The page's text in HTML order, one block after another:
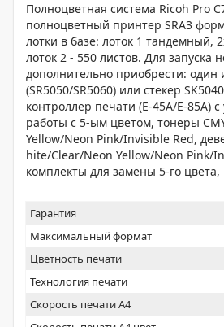
Полноцветная система Ricoh Pro
полноцветный принтер SRA3
лотки в базе: лоток 1 тандемный,
лоток 2 - 550 листов. Для запуска
дополнительно приобрести:
(SR5050/SR5060) или стекер
контроллер печати (E-45А/E-85А) с
работы с 5-ым цветом, тонеры
Yellow/Neon Pink/Invisible Red,
hite/Clear/Neon Yellow/Neon Pink/
комплекты для замены 5-го цвета,
переключения тонера,
Гарантия
Максимальный формат
Цветность печати
Технология печати
Скорость печати А4